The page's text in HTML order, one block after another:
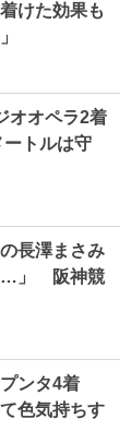
けた効果も
オオペラ2着
ートルは守
長澤まさみ
…」 阪神競
プンタ4着
色気持ちす